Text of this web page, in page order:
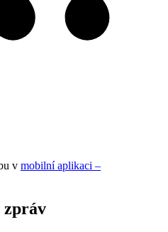
v mobilní aplikaci –
zpráv